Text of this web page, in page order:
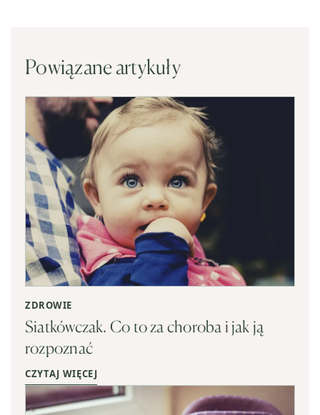
Powiązane artykuły
ZDROWIE
Siatkówczak. Co to za choroba i jak ją
rozpoznać
CZYTAJ WIĘCEJ